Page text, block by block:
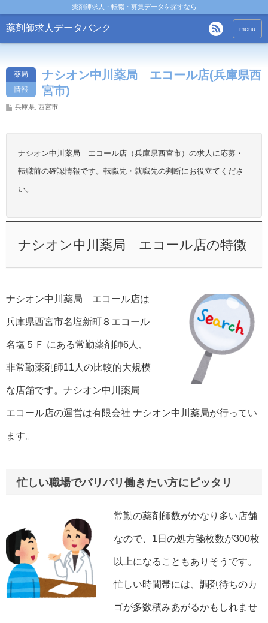
薬剤師求人・転職・募集データを探すなら
薬剤師求人データバンク menu
薬局
情報
ナシオン中川薬局 エコール店(兵庫県西
宮市)
兵庫県 西宮市
ナシオン中川薬局 エコール店（兵庫県西宮市）の求人に応募・
転職前の確認情報です。転職先・就職先の判断にお役立てくださ
い。
ナシオン中川薬局 エコール店の特徴
ナシオン中川薬局 エコール店は
兵庫県西宮市名塩新町８エコール
名塩５Ｆ にある常勤薬剤師6人、
非常勤薬剤師11人の比較的大規模
な店舗です。ナシオン中川薬局
エコール店の運営は有限会社 ナシオン中川薬局が行ってい
ます。
忙しい職場でバリバリ働きたい方にピッタリ
常勤の薬剤師数がかなり多い店舗
なので、1日の処方箋枚数が300枚
以上になることもありそうです。
忙しい時間帯には、調剤待ちのカ
ゴが多数積みあがるかもしれませ